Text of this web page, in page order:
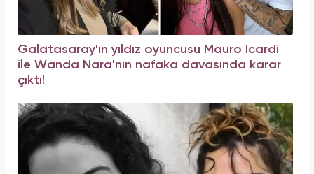
Galatasaray'ın yıldız oyuncusu Mauro Icardi
ile Wanda Nara'nın nafaka davasında karar
çıktı!